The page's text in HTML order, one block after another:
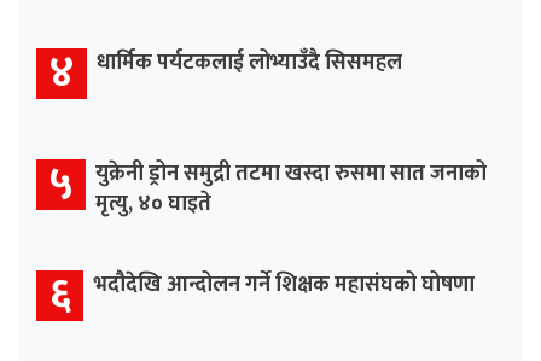
४ धार्मिक पर्यटकलाई लोभ्याउँदै सिसमहल
५
युक्रेनी ड्रोन समुद्री तटमा खस्दा रुसमा सात जनाको
मृत्यु, ४० घाइते
६ भदौदेखि आन्दोलन गर्ने शिक्षक महासंघको घोषणा